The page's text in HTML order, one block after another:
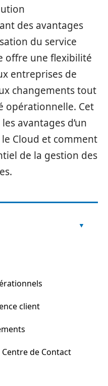
des avantages
du service
offre une flexibilité
entreprises de
changements tout
opérationnelle. Cet
avantages d’un
Cloud et comment
de la gestion des
client
de Contact